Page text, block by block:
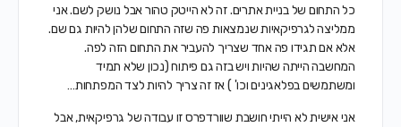
כל התחום של בניית אתרים. זה לא הייטק טהור אבל נושק לשם. אני
ממליצה לגרפיקאיות שנמצאות פה שזה התחום שלהן להיות גם שם.
אלא אם תגידו פה אחד שצריך להעביר את התחום הזה לפה.
המחשבה הייתה שהיות ויש בזה גם פיתוח (נכון שלא תמיד
ומשתמשים בפלאגינים וכו' ) אז זה צריך להיות לצד המפתחות…
אני אישית לא הייתי חושבת שוורדפרס זו עבודה של גרפיקאית, אבל